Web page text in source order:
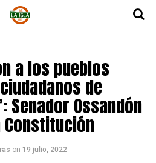
a los pueblos
de
Senador Ossandón
Constitución
on 19 julio, 2022